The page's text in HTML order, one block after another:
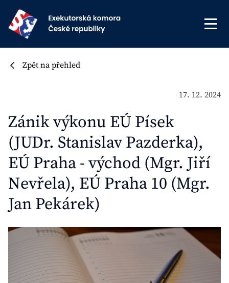
Zpět na přehled
17. 12. 2024
Zánik výkonu EÚ Písek
(JUDr. Stanislav Pazderka),
EÚ Praha - východ (Mgr. Jiří
Nevřela), EÚ Praha 10 (Mgr.
Jan Pekárek)